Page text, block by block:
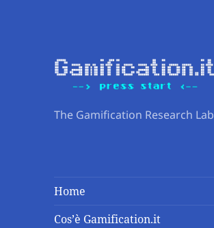
The Gamification Research Lab
Home
Cos’è Gamification.it